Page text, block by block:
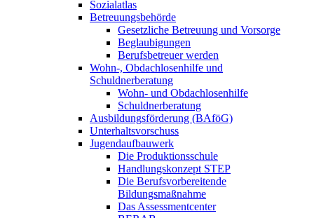
Sozialatlas
Betreuungsbehörde
Gesetzliche Betreuung und Vorsorge
Beglaubigungen
Berufsbetreuer werden
Wohn-, Obdachlosenhilfe und
Schuldnerberatung
Wohn- und Obdachlosenhilfe
Schuldnerberatung
Ausbildungsförderung (BAföG)
Unterhaltsvorschuss
Jugendaufbauwerk
Die Produktionsschule
Handlungskonzept STEP
Die Berufsvorbereitende
Bildungsmaßnahme
Das Assessmentcenter